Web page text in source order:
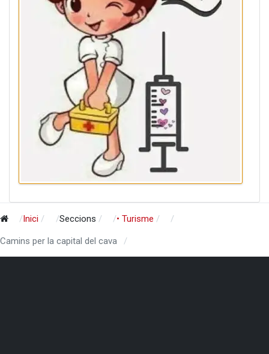
Inici Seccions • Turisme
Camins per la capital del cava